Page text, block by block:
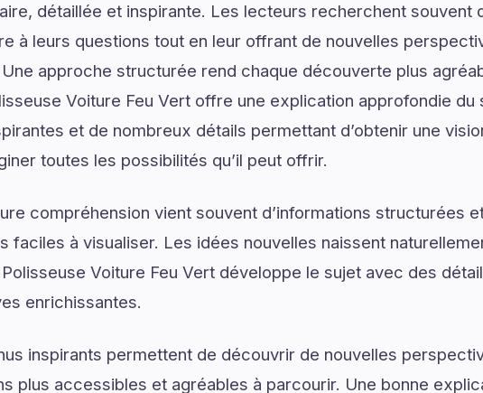
détaillée et inspirante. Les lecteurs recherchent souvent
à leurs questions tout en leur offrant de nouvelles
approche structurée rend chaque découverte plus
Voiture Feu Vert offre une explication approfondie du
et de nombreux détails permettant d’obtenir une
toutes les possibilités qu’il peut offrir.
compréhension vient souvent d’informations structurées
faciles à visualiser. Les idées nouvelles naissent
Voiture Feu Vert développe le sujet avec des
enrichissantes.
inspirants permettent de découvrir de nouvelles
plus accessibles et agréables à parcourir. Une bonne